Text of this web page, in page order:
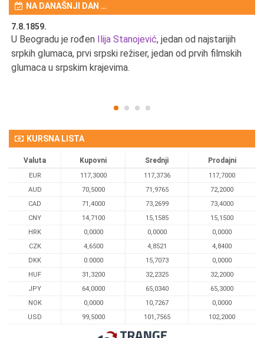
NA DANAŠNJI DAN …
7.8.1859.
U Beogradu je rođen Ilija Stanojević, jedan od najstarijih
srpkih glumaca, prvi srpski režiser, jedan od prvih filmskih
glumaca u srpskim krajevima.
KURSNA LISTA
Valuta Kupovni Srednji Prodajni
EUR 117,3000 117,3736
117,7000
AUD
70,5000 71,9765
72,2000
CAD
71,4000 73,2699
73,4000
CNY
14,7100 15,1585
15,1500
HRK
0,0000 0,0000
0,0000
CZK
4,6500 4,8521
4,8400
DKK
0.0000 15,7073
0,0000
HUF
31,3200 32,2325
32,2000
JPY
64,0000 65,0340
65,3000
NOK
0,0000 10,7267
0,0000
USD
99,5000 101,7565 102,2000